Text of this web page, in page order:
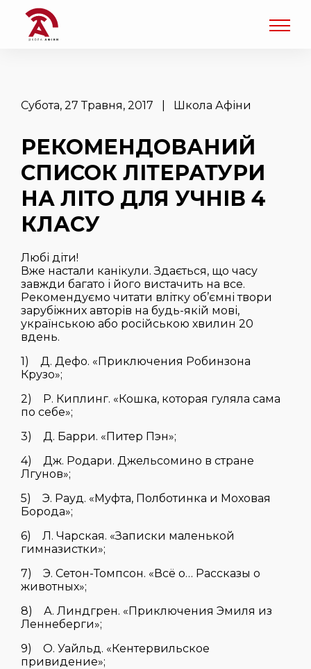
Субота, 27 Травня, 2017 | Школа Афіни
РЕКОМЕНДОВАНИЙ
СПИСОК ЛІТЕРАТУРИ
НА ЛІТО ДЛЯ УЧНІВ 4
КЛАСУ
Любі діти!
Вже настали канікули. Здається, що часу
завжди багато і його вистачить на все.
Рекомендуємо читати влітку об’ємні твори
зарубіжних авторів на будь-якій мові,
українською або російською хвилин 20
вдень.
1) Д. Дефо. «Приключения Робинзона
Крузо»;
2) Р. Киплинг. «Кошка, которая гуляла сама
по себе»;
3) Д. Барри. «Питер Пэн»;
4) Дж. Родари. Джельсомино в стране
Лгунов»;
5) Э. Рауд. «Муфта, Полботинка и Моховая
Борода»;
6) Л. Чарская. «Записки маленькой
гимназистки»;
7) Э. Сетон-Томпсон. «Всё о… Рассказы о
животных»;
8) А. Линдгрен. «Приключения Эмиля из
Леннеберги»;
9) О. Уайльд. «Кентервильское
привидение»;